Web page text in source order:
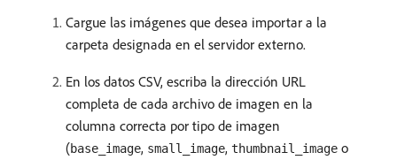
Cargue las imágenes que desea importar a la
carpeta designada en el servidor externo.
En los datos CSV, escriba la dirección URL
completa de cada archivo de imagen en la
columna correcta por tipo de imagen
(base_image, small_image, thumbnail_image o